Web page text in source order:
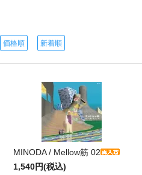
価格順 新着順
MINODA / Mellow筋 02
1,540円(税込)